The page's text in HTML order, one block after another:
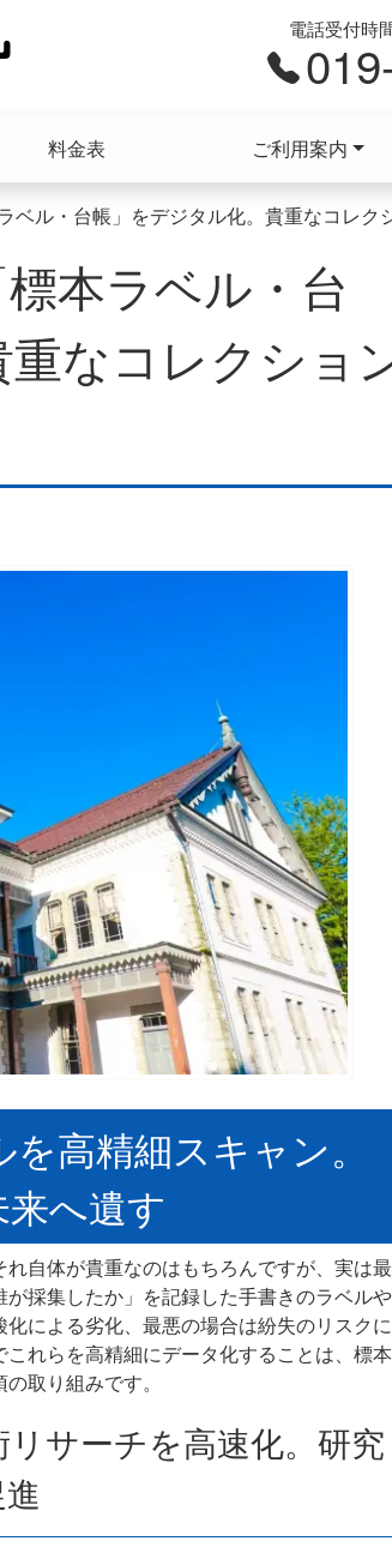
料金表 ご利用案内
電話受付時
ベル・台帳」をデジタル化。貴重なコレク
本ラベル・台
なコレクショ
高精細スキャン。
へ遺す
自体が貴重なのはもちろんですが、実は
採集したか」を記録した手書きのラベル
による劣化、最悪の場合は紛失のリスク
れらを高精細にデータ化することは、標
取り組みです。
サーチを高速化。研究